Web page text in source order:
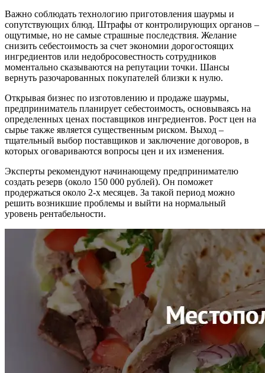
Важно соблюдать технологию приготовления шаурмы и
сопутствующих блюд. Штрафы от контролирующих органов –
ощутимые, но не самые страшные последствия. Желание
снизить себестоимость за счет экономии дорогостоящих
ингредиентов или недобросовестность сотрудников
моментально сказываются на репутации точки. Шансы
вернуть разочарованных покупателей близки к нулю.
Открывая бизнес по изготовлению и продаже шаурмы,
предприниматель планирует себестоимость, основываясь на
определенных ценах поставщиков ингредиентов. Рост цен на
сырье также является существенным риском. Выход –
тщательный выбор поставщиков и заключение договоров, в
которых оговариваются вопросы цен и их изменения.
Эксперты рекомендуют начинающему предпринимателю
создать резерв (около 150 000 рублей). Он поможет
продержаться около 2-х месяцев. За такой период можно
решить возникшие проблемы и выйти на нормальный
уровень рентабельности.